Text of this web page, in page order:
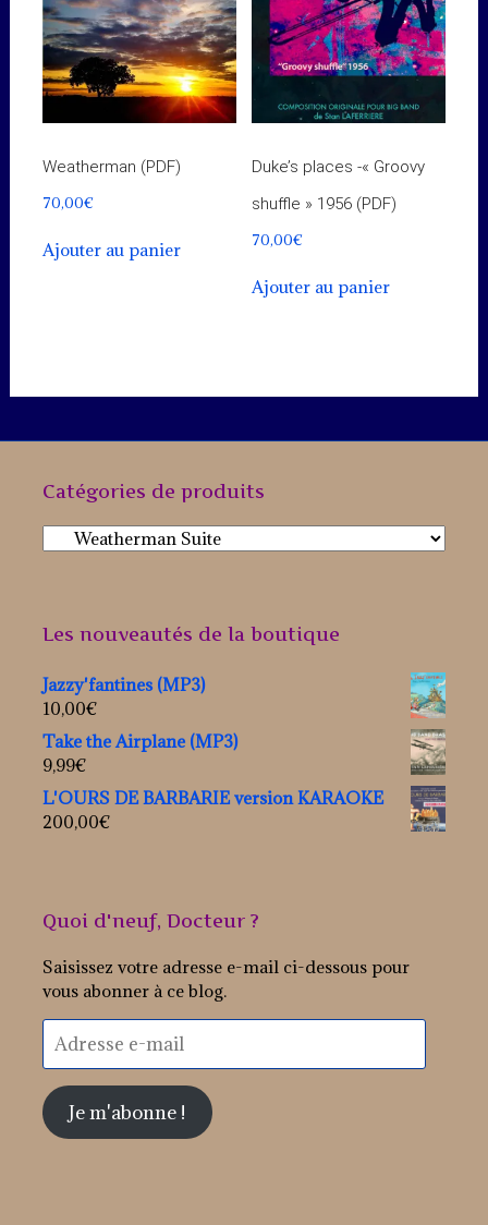
Weatherman (PDF)
70,00€
Ajouter au panier
Duke’s places -« Groovy
shuffle » 1956 (PDF)
70,00€
Ajouter au panier
Catégories de produits
Les nouveautés de la boutique
Jazzy'fantines (MP3)
10,00€
Take the Airplane (MP3)
9,99€
L'OURS DE BARBARIE version KARAOKE
200,00€
Quoi d'neuf, Docteur ?
Saisissez votre adresse e-mail ci-dessous pour
vous abonner à ce blog.
Adresse
e-
Je m'abonne !